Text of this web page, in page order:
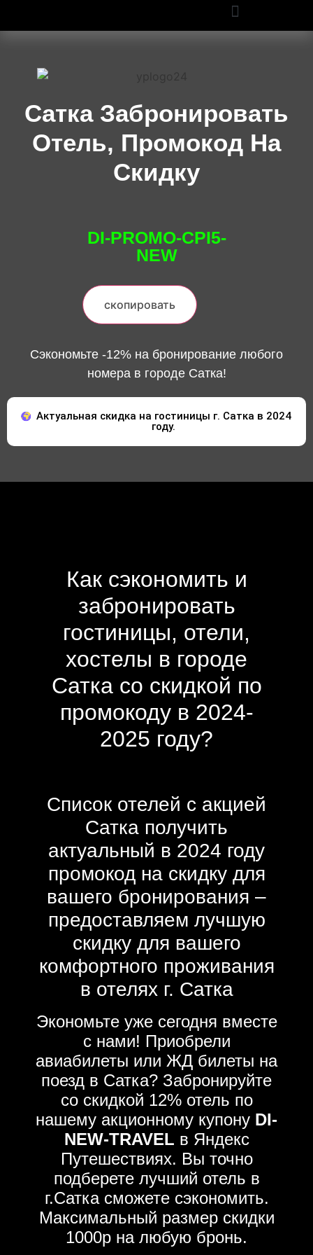
Сатка Забронировать
Отель, Промокод На
Скидку
DI-PROMO-CPI5-
NEW
скопировать
Сэкономьте -12% на бронирование любого
номера в городе Сатка!
Актуальная скидка на гостиницы г. Сатка в 2024
году.
Как сэкономить и
забронировать
гостиницы, отели,
хостелы в городе
Сатка со скидкой по
промокоду в 2024-
2025 году?
Список отелей с акцией
Сатка получить
актуальный в 2024 году
промокод на скидку для
вашего бронирования –
предоставляем лучшую
скидку для вашего
комфортного проживания
в отелях г. Сатка
Экономьте уже сегодня вместе
с нами! Приобрели
авиабилеты или ЖД билеты на
поезд в Сатка? Забронируйте
со скидкой 12% отель по
нашему акционному купону DI-
NEW-TRAVEL в Яндекс
Путешествиях. Вы точно
подберете лучший отель в
г.Сатка сможете сэкономить.
Максимальный размер скидки
1000р на любую бронь.